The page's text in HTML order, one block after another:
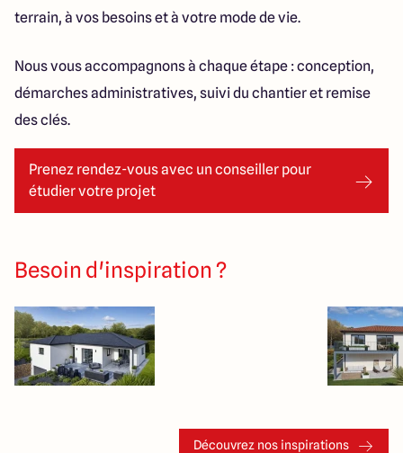
terrain, à vos besoins et à votre mode de vie.
Nous vous accompagnons à chaque étape : conception,
démarches administratives, suivi du chantier et remise
des clés.
Prenez rendez-vous avec un conseiller pour
étudier votre projet
Besoin d'inspiration ?
Découvrez nos inspirations